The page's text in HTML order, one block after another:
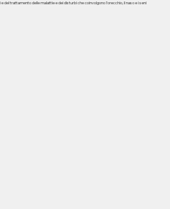
del trattamento delle malattie e dei disturbi che coinvolgono l'orecchio, il naso e i seni